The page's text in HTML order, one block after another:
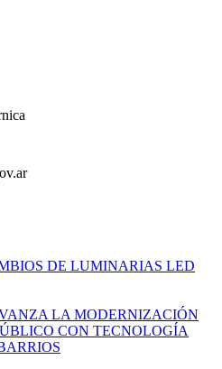
DE LUMINARIAS LED
LA MODERNIZACIÓN
CON TECNOLOGÍA